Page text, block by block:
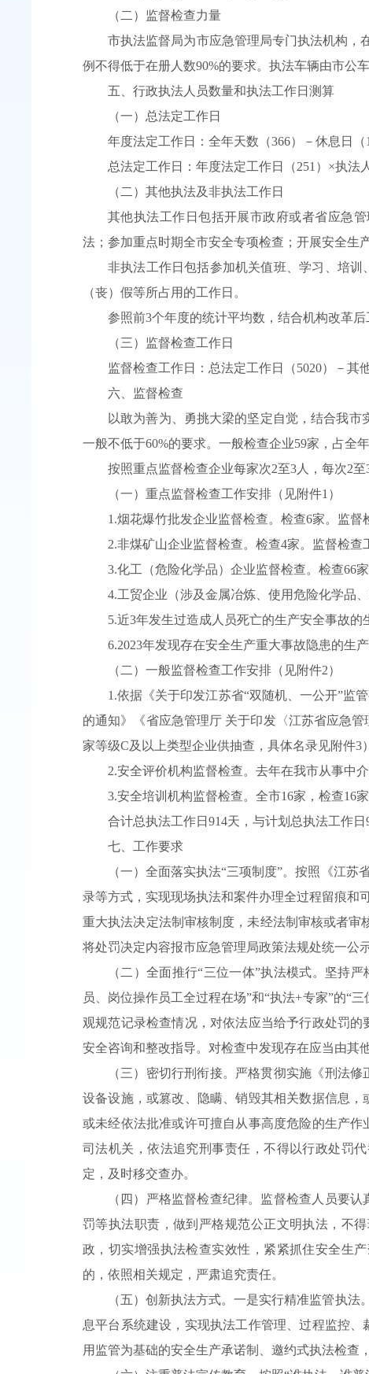
（二）监督检查力量
市执法监督局为市应急管理局专门执法机构，
例不得低于在册人数90%的要求。执法车辆由市公
五、行政执法人员数量和执法工作日测算
（一）总法定工作日
年度法定工作日：全年天数（366）－休息日（
总法定工作日：年度法定工作日（251）×执法
（二）其他执法及非执法工作日
其他执法工作日包括开展市政府或者省应急
法；参加重点时期全市安全专项检查；开展安全生
非执法工作日包括参加机关值班、学习、培
（丧）假等所占用的工作日。
参照前3个年度的统计平均数，结合机构改革
（三）监督检查工作日
监督检查工作日：总法定工作日（5020）－其
六、监督检查
以敢为善为、勇挑大梁的坚定自觉，结合我
一般不低于60%的要求。一般检查企业59家，占全年
按照重点监督检查企业每家次2至3人，每次2
（一）重点监督检查工作安排（见附件1）
1.烟花爆竹批发企业监督检查。检查6家。监督
2.非煤矿山企业监督检查。检查4家。监督检查
3.化工（危险化学品）企业监督检查。检查66
4.工贸企业（涉及金属冶炼、使用危险化学品
5.近3年发生过造成人员死亡的生产安全事故的
6.2023年发现存在安全生产重大事故隐患的生
（二）一般监督检查工作安排（见附件2）
1.依据《关于印发江苏省“双随机、一公开”监
的通知》《省应急管理厅 关于印发〈江苏省应急
家等级C及以上类型企业供抽查，具体名录见附件3
2.安全评价机构监督检查。去年在我市从事中
3.安全培训机构监督检查。全市16家，检查16
合计总执法工作日914天，与计划总执法工作日
七、工作要求
（一）全面落实执法“三项制度”。按照《江
录等方式，实现现场执法和案件办理全过程留痕和
重大执法决定法制审核制度，未经法制审核或者审
将处罚决定内容报市应急管理局政策法规处统一公
（二）全面推行“三位一体”执法模式。坚持
员、岗位操作员工全过程在场”和“执法+专家”的“
观规范记录检查情况，对依法应当给予行政处罚
安全咨询和整改指导。对检查中发现存在应当由其
（三）密切行刑衔接。严格贯彻实施《刑法
设备设施，或篡改、隐瞒、销毁其相关数据信息
或未经依法批准或许可擅自从事高度危险的生产
司法机关，依法追究刑事责任，不得以行政处罚
定，及时移交查办。
（四）严格监督检查纪律。监督检查人员要
罚等执法职责，做到严格规范公正文明执法，不
政，切实增强执法检查实效性，紧紧抓住安全生
的，依照相关规定，严肃追究责任。
（五）创新执法方式。一是实行精准监管执
息平台系统建设，实现执法工作管理、过程监控
用监管为基础的安全生产承诺制、邀约式执法检查